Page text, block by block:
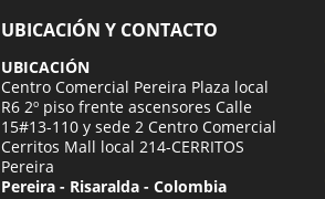
UBICACIÓN Y CONTACTO
UBICACIÓN
Centro Comercial Pereira Plaza local
R6 2º piso frente ascensores Calle
15#13-110 y sede 2 Centro Comercial
Cerritos Mall local 214-CERRITOS
Pereira
Pereira - Risaralda - Colombia